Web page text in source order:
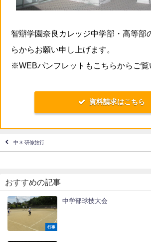
智辯学園奈良カレッジ中学部・高等部
らからお願い申し上げます。
※WEBパンフレットもこちらからご覧
資料請求はこちら
中３ 研修旅行
おすすめの記事
行事
中学部球技大会